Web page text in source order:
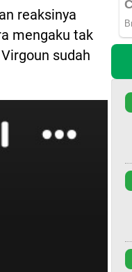
reaksinya
mengaku tak
sudah